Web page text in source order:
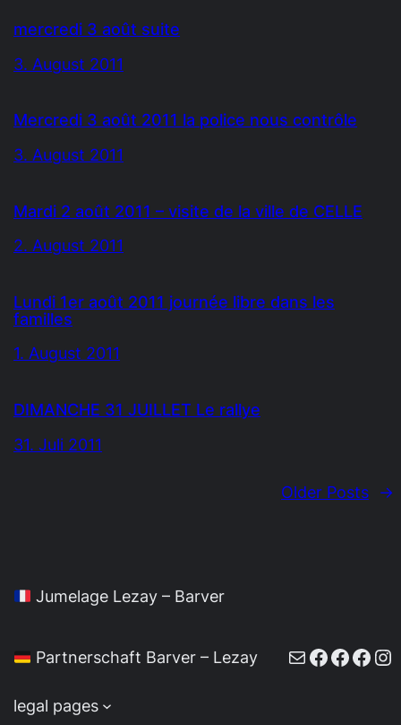
mercredi 3 août suite
3. August 2011
Mercredi 3 août 2011 la police nous contrôle
3. August 2011
Mardi 2 août 2011 – visite de la ville de CELLE
2. August 2011
Lundi 1er août 2011 journée libre dans les
familles
1. August 2011
DIMANCHE 31 JUILLET Le rallye
31. Juli 2011
Older Posts →
Jumelage Lezay – Barver
Partnerschaft Barver – Lezay E-Mail
legal pages